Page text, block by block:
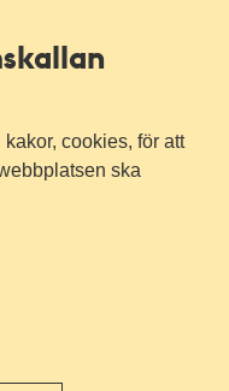
cookies, för att
ska